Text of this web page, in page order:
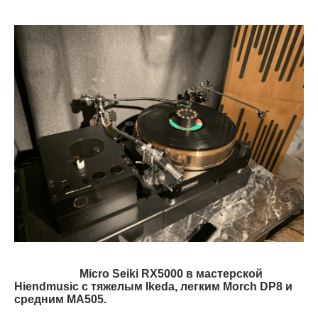
Micro Seiki RX5000 в мастерской
Hiendmusic с тяжелым Ikeda, легким Morch DP8 и
средним MA505.